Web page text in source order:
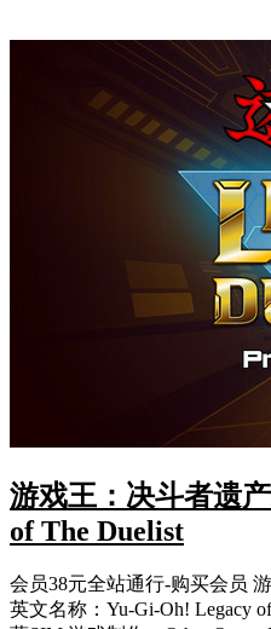
游戏王：决斗者遗
of The Duelist
会员38元全站通行-购买会员
英文名称：Yu-Gi-Oh! Legacy